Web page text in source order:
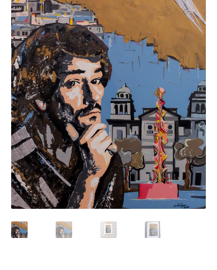
Termini e condizioni – Politica di rimborso e reso